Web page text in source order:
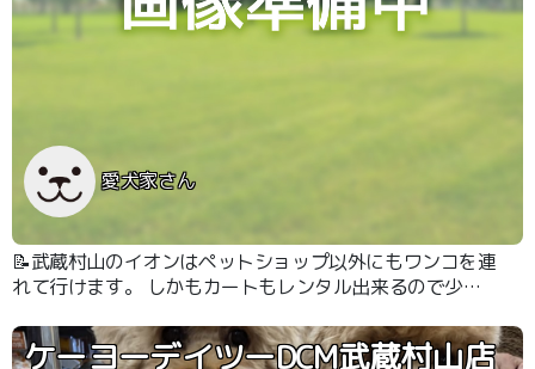
愛犬家さん
📝武蔵村山のイオンはペットショップ以外にもワンコを連
れて行けます。 しかもカートもレンタル出来るので少な
いるのでオススメ。
ケーヨーデイツーDCM武蔵村山店